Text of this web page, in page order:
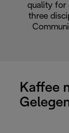
quality for
three
Kaffee